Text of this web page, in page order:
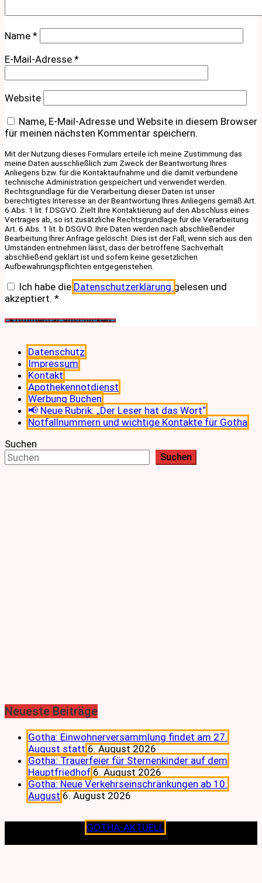
Name *
E-Mail-Adresse *
Website
Name, E-Mail-Adresse und Website in diesem Browser
für meinen nächsten Kommentar speichern.
Mit der Nutzung dieses Formulars erteile ich meine Zustimmung das
meine Daten ausschließlich zum Zweck der Beantwortung Ihres
Anliegens bzw. für die Kontaktaufnahme und die damit verbundene
technische Administration gespeichert und verwendet werden.
Rechtsgrundlage für die Verarbeitung dieser Daten ist unser
berechtigtes Interesse an der Beantwortung Ihres Anliegens gemäß Art.
6 Abs. 1 lit. f DSGVO. Zielt Ihre Kontaktierung auf den Abschluss eines
Vertrages ab, so ist zusätzliche Rechtsgrundlage für die Verarbeitung
Art. 6 Abs. 1 lit. b DSGVO. Ihre Daten werden nach abschließender
Bearbeitung Ihrer Anfrage gelöscht. Dies ist der Fall, wenn sich aus den
Umständen entnehmen lässt, dass der betroffene Sachverhalt
abschließend geklärt ist und sofern keine gesetzlichen
Aufbewahrungspflichten entgegenstehen.
Ich habe die Datenschutzerklärung gelesen und
akzeptiert. *
Datenschutz
Impressum
Kontakt
Apothekennotdienst
Werbung Buchen
📢 Neue Rubrik: „Der Leser hat das Wort“
Notfallnummern und wichtige Kontakte für Gotha
Suchen
Suchen
Neueste Beiträge
Gotha: Einwohnerversammlung findet am 27.
August statt 6. August 2026
Gotha: Trauerfeier für Sternenkinder auf dem
Hauptfriedhof 6. August 2026
Gotha: Neue Verkehrseinschränkungen ab 10.
August 6. August 2026
GOTHA-AKTUELL
Lokalen verpflichtet.